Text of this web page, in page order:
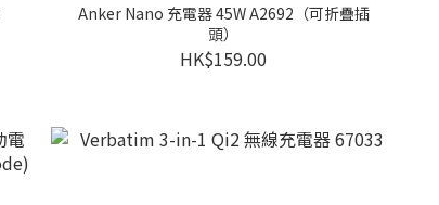
Anker Nano 充電器 45W A2692（可折疊插
頭）
HK$159.00